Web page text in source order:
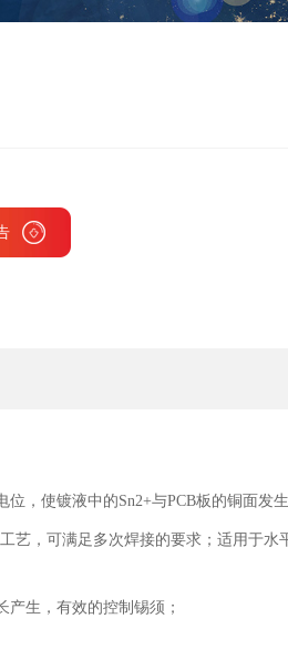
，使镀液中的Sn2+与PCB板的铜面
艺，可满足多次焊接的要求；适用于水
生，有效的控制锡须；